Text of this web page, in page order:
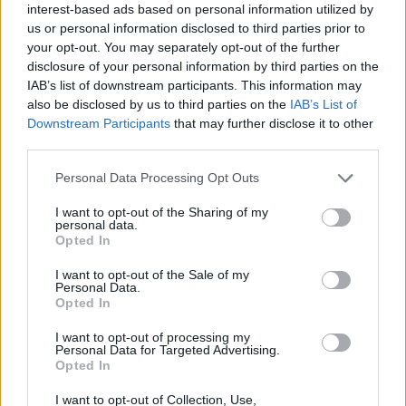
interest-based ads based on personal information utilized by
us or personal information disclosed to third parties prior to
your opt-out. You may separately opt-out of the further
disclosure of your personal information by third parties on the
IAB’s list of downstream participants. This information may
also be disclosed by us to third parties on the IAB’s List of
Downstream Participants that may further disclose it to other
Personal Data Processing Opt Outs
I want to opt-out of the Sharing of my
personal data.
Opted In
I want to opt-out of the Sale of my
Personal Data.
Opted In
I want to opt-out of processing my
Personal Data for Targeted Advertising.
Opted In
I want to opt-out of Collection, Use,
УЕФА го укина правилото кое со
години ги збунуваше
навивачите
НАЈЧИТАНИ ВО ПОСЛЕДНИ 7 ДЕНА
Ахмети кажа што го мачи:
СЛУШАМ, САКААТ ДА СЕ СУДИ
ЗА ВОЕНИТЕ ЗЛОСТРОСТВА НА
МАКЕДОНЦИТЕ ВО СРБИЈА:
ФОРМИРАН МАКЕДОНСКИОТ
ДЕМОЛИРАЊЕ НА ФИЛИПЧЕ:
Мицкоски откри дека